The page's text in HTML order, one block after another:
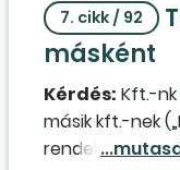
7. cikk / 92
másként
Kérdés: Kft.-
másik kft.-nek
rendelkezésre